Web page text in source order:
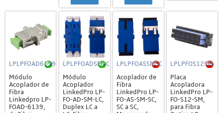
LPLPFOAD6139
Módulo
Acoplador de
Fibra
Linkedpro LP-
FOAD-6139,
LPLPFOADSMLC
Módulo
Acoplador
LinkedPro LP-
FO-AD-SM-LC,
Duplex LC a
LPLPFOASSMSC
Acoplador de
Fibra
LinkedPro LP-
FO-AS-SM-SC,
SC a SC,
LPLPFOS12SM
Placa
Acopladora
LinkedPro LP-
FO-S12-SM,
para Fibra